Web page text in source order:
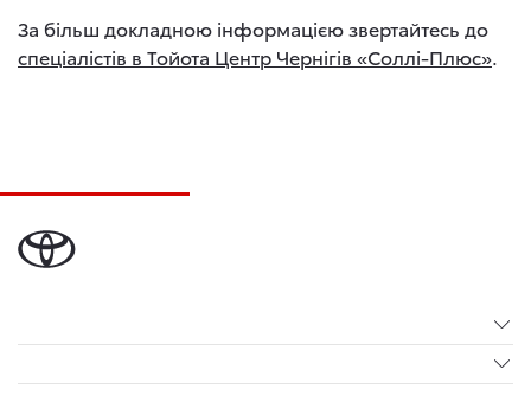
За більш докладною інформацією звертайтесь до
спеціалістів в Тойота Центр Чернігів «Соллі-Плюс».